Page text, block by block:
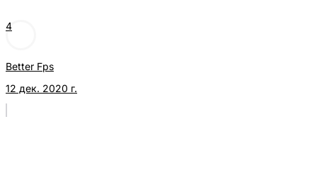
4
Better Fps
12 дек. 2020 г.